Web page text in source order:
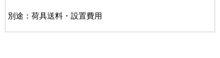
別途：荷具送料・設置費用